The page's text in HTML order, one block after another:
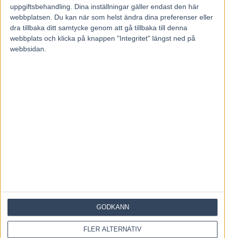
uppgiftsbehandling. Dina inställningar gäller endast den här
webbplatsen. Du kan när som helst ändra dina preferenser eller
dra tillbaka ditt samtycke genom att gå tillbaka till denna
webbplats och klicka på knappen "Integritet" längst ned på
webbsidan.
FLER ALTERNATIV
GODKÄNN
Dagligt arkiv: 12 juni, 2026